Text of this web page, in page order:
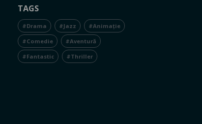
TAGS
#Drama #Jazz #Animație
#Comedie #Aventură
#Fantastic #Thriller